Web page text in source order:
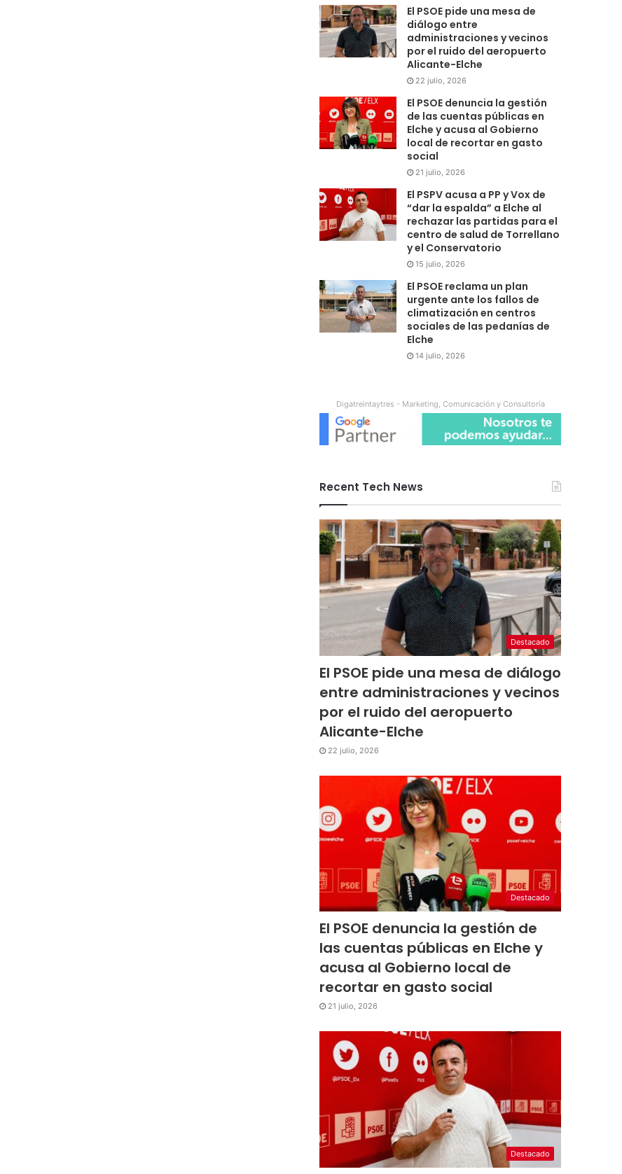
El PSOE pide una mesa de
diálogo entre
administraciones y vecinos
por el ruido del aeropuerto
Alicante-Elche
22 julio, 2026
El PSOE denuncia la gestión
de las cuentas públicas en
Elche y acusa al Gobierno
local de recortar en gasto
social
21 julio, 2026
El PSPV acusa a PP y Vox de
“dar la espalda” a Elche al
rechazar las partidas para el
centro de salud de Torrellano
y el Conservatorio
15 julio, 2026
El PSOE reclama un plan
urgente ante los fallos de
climatización en centros
sociales de las pedanías de
Elche
14 julio, 2026
Digatreintaytres - Marketing, Comunicación y Consultoría
Recent Tech News
Destacado
El PSOE pide una mesa de diálogo
entre administraciones y vecinos
por el ruido del aeropuerto
Alicante-Elche
22 julio, 2026
Destacado
El PSOE denuncia la gestión de
las cuentas públicas en Elche y
acusa al Gobierno local de
recortar en gasto social
21 julio, 2026
Destacado